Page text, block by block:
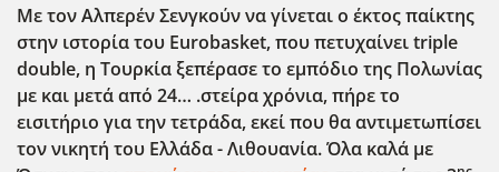
Με τον Αλπερέν Σενγκούν να γίνεται ο έκτος παίκτης
στην ιστορία του Eurobasket, που πετυχαίνει triple
double, η Τουρκία ξεπέρασε το εμπόδιο της Πολωνίας
με και μετά από 24… .στείρα χρόνια, πήρε το
εισιτήριο για την τετράδα, εκεί που θα αντιμετωπίσει
τον νικητή του Ελλάδα - Λιθουανία. Όλα καλά με